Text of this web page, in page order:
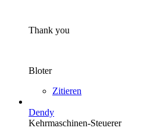
Thank you
Bloter
Zitieren
Dendy
Kehrmaschinen-Steuerer